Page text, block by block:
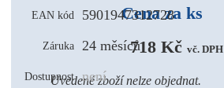
EAN kód 5901947312728
Záruka 24 měsíců
Dostupnost není
Cena za ks
718 Kč vč. DPH
Uvedené zboží nelze objednat.